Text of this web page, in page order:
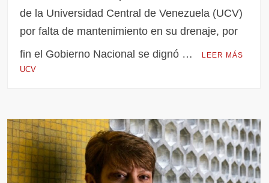
de la Universidad Central de Venezuela (UCV)
por falta de mantenimiento en su drenaje, por
fin el Gobierno Nacional se dignó …
LEER MÁS
UCV